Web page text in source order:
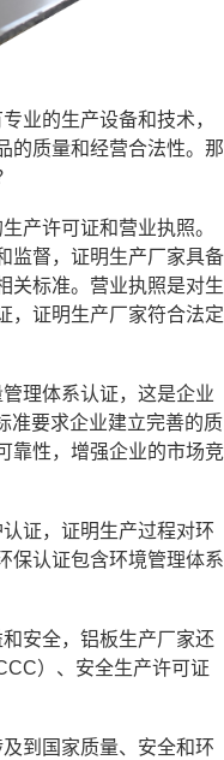
业的生产设备和技术，
的质量和经营合法性。那
产许可证和营业执照。
监督，证明生产厂家具备
关标准。营业执照是对生
，证明生产厂家符合法定
理体系认证，这是企业
准要求企业建立完善的质
靠性，增强企业的市场竞
证，证明生产过程对环
保认证包含环境管理体系
安全，铝板生产厂家还
）、安全生产许可证
到国家质量、安全和环